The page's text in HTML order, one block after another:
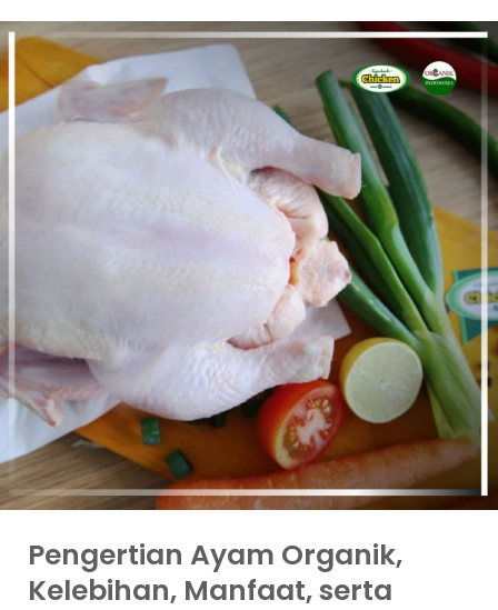
Pengertian Ayam Organik,
Kelebihan, Manfaat, serta